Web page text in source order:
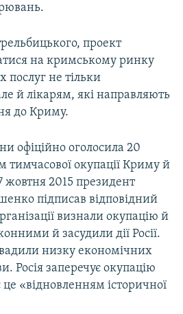
проект
на кримському ринку
послуг не тільки
й лікарям, які направляють
до Криму.
офіційно оголосила 20
тимчасової окупації Криму й
жовтня 2015 президент
підписав відповідний
визнали окупацію й
й засудили дії Росії.
низку економічних
Росія заперечує окупацію
це «відновленням історичної